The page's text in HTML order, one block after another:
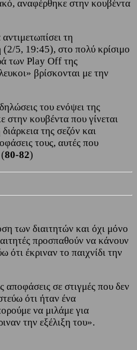
αναφέρθηκε στην κουβέντα
τη
5, 19:45), στο πολύ κρίσιμο
των Play Off της
βρίσκονται με την
του ενόψει της
στην κουβέντα που γίνεται
της σεζόν και
τους, αυτές που
80-82)
των διαιτητών και όχι μόνο
προσπαθούν να κάνουν
ότι έκριναν το παιχνίδι την
αποφάσεις σε στιγμές που δεν
ότι ήταν ένα
να μιλάμε για
την εξέλιξη του».